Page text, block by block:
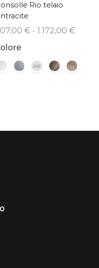
Rio telaio
€ - 1.172,00 €Fascia
da